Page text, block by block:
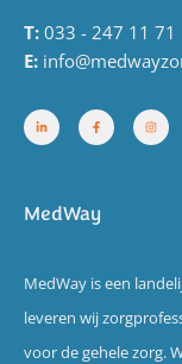
T: 033 - 247 11 71
E:
MedWay
MedWay is een
leveren wij
voor de gehele zorg.